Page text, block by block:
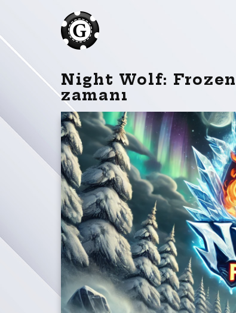
Night Wolf:
zamanı